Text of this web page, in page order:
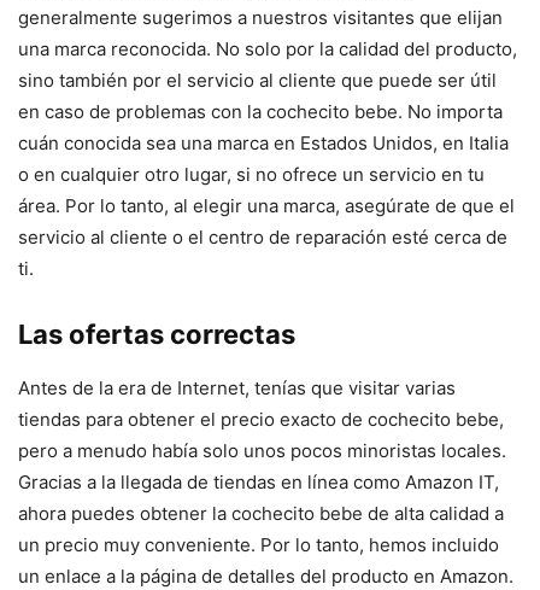
generalmente sugerimos a nuestros visitantes que elijan
una marca reconocida. No solo por la calidad del producto,
sino también por el servicio al cliente que puede ser útil
en caso de problemas con la cochecito bebe. No importa
cuán conocida sea una marca en Estados Unidos, en Italia
o en cualquier otro lugar, si no ofrece un servicio en tu
área. Por lo tanto, al elegir una marca, asegúrate de que el
servicio al cliente o el centro de reparación esté cerca de
ti.
Las ofertas correctas
Antes de la era de Internet, tenías que visitar varias
tiendas para obtener el precio exacto de cochecito bebe,
pero a menudo había solo unos pocos minoristas locales.
Gracias a la llegada de tiendas en línea como Amazon IT,
ahora puedes obtener la cochecito bebe de alta calidad a
un precio muy conveniente. Por lo tanto, hemos incluido
un enlace a la página de detalles del producto en Amazon.